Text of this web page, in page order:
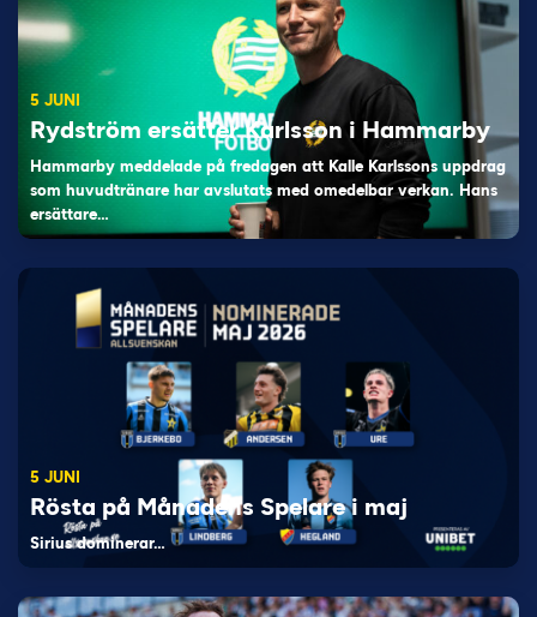
5 JUNI
Rydström ersätter Karlsson i Hammarby
Hammarby meddelade på fredagen att Kalle Karlssons uppdrag
som huvudtränare har avslutats med omedelbar verkan. Hans
ersättare…
5 JUNI
Rösta på Månadens Spelare i maj
Sirius dominerar…